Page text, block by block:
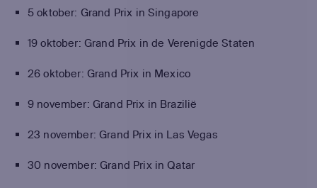
5 oktober: Grand Prix in Singapore
19 oktober: Grand Prix in de Verenigde Staten
26 oktober: Grand Prix in Mexico
9 november: Grand Prix in Brazilië
23 november: Grand Prix in Las Vegas
30 november: Grand Prix in Qatar